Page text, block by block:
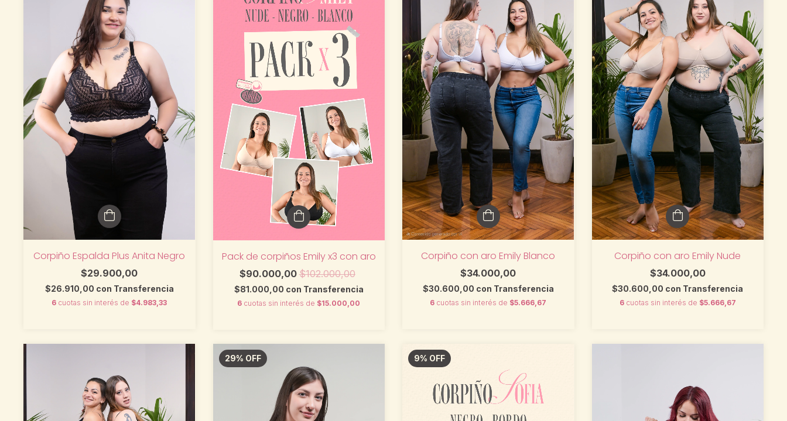
Corpiño Espalda Plus Anita Negro
$29.900,00
$26.910,00 con Transferencia
6 cuotas sin interés de $4.983,33
Pack de corpiños Emily x3 con aro
$90.000,00 $102.000,00
$81.000,00 con Transferencia
6 cuotas sin interés de $15.000,00
Corpiño con aro Emily Blanco
$34.000,00
$30.600,00 con Transferencia
6 cuotas sin interés de $5.666,67
Corpiño con aro Emily Nude
$34.000,00
$30.600,00 con Transferencia
6 cuotas sin interés de $5.666,67
29% OFF 9% OFF